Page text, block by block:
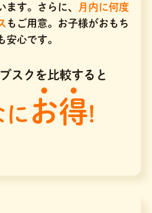
ます。さらに、
月内に何度
もご用意。お子様がおもち
安心です。
スクを比較すると
に お得!